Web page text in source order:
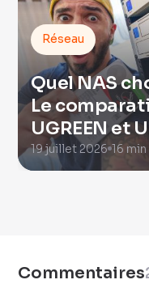
Réseau
Quel NAS
Le
UGREEN et
19 juillet 2026 16
Commentaires